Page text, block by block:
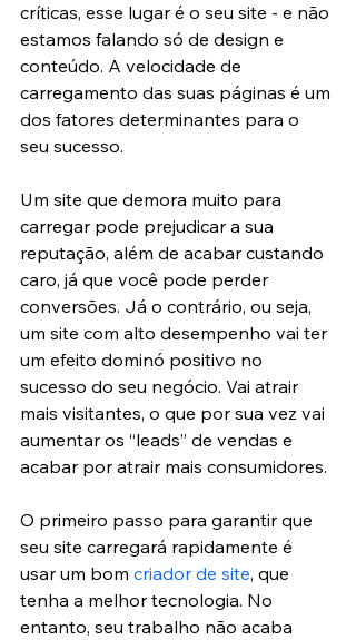
críticas, esse lugar é o seu site - e não
estamos falando só de design e
conteúdo. A velocidade de
carregamento das suas páginas é um
dos fatores determinantes para o
seu sucesso.
Um site que demora muito para
carregar pode prejudicar a sua
reputação, além de acabar custando
caro, já que você pode perder
conversões. Já o contrário, ou seja,
um site com alto desempenho vai ter
um efeito dominó positivo no
sucesso do seu negócio. Vai atrair
mais visitantes, o que por sua vez vai
aumentar os “leads” de vendas e
acabar por atrair mais consumidores.
O primeiro passo para garantir que
seu site carregará rapidamente é
usar um bom criador de site, que
tenha a melhor tecnologia. No
entanto, seu trabalho não acaba